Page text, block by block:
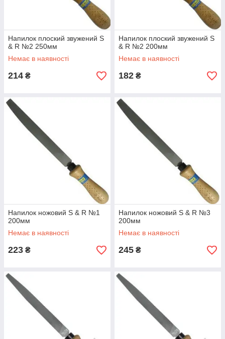
Напилок плоский звужений S
& R №2 250мм
Немає в наявності
214 ₴
Напилок плоский звужений S
& R №2 200мм
Немає в наявності
182 ₴
Напилок ножовий S & R №1
200мм
Немає в наявності
223 ₴
Напилок ножовий S & R №3
200мм
Немає в наявності
245 ₴